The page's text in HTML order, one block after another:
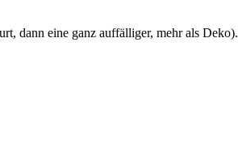
dann eine ganz auffälliger, mehr als Deko).